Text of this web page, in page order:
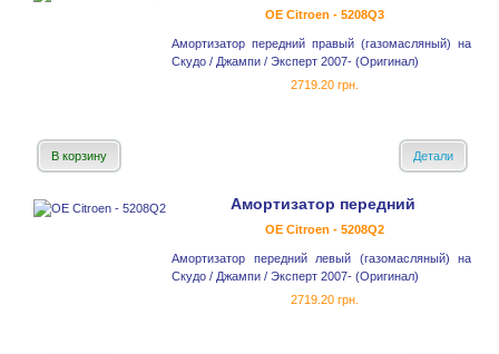
OE Citroen - 5208Q3
Амортизатор передний правый (газомасляный) на
Скудо / Джампи / Эксперт 2007- (Оригинал)
2719.20 грн.
В корзину Детали
Амортизатор передний
OE Citroen - 5208Q2
Амортизатор передний левый (газомасляный) на
Скудо / Джампи / Эксперт 2007- (Оригинал)
2719.20 грн.